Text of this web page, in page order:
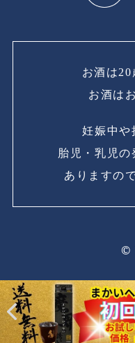
お酒は20
お酒は
妊娠中や
胎児・乳児
ありますの
©